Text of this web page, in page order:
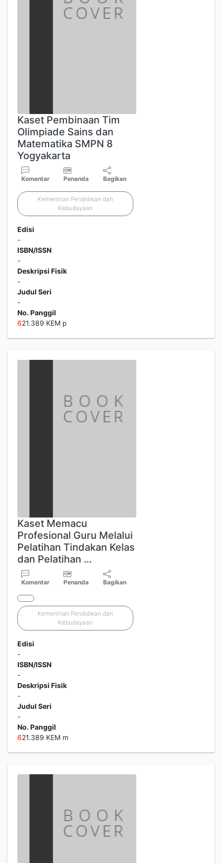
Kaset Pembinaan Tim
Olimpiade Sains dan
Matematika SMPN 8
Yogyakarta
Komentar Penanda Bagikan
Kementrian Pendidikan dan
Kebudayaan
Edisi
-
ISBN/ISSN
-
Deskripsi Fisik
-
Judul Seri
-
No. Panggil
621.389 KEM p
Kaset Memacu
Profesional Guru Melalui
Pelatihan Tindakan Kelas
dan Pelatihan …
Komentar Penanda Bagikan
Kementrian Pendidikan dan
Kebudayaan
Edisi
-
ISBN/ISSN
-
Deskripsi Fisik
-
Judul Seri
-
No. Panggil
621.389 KEM m